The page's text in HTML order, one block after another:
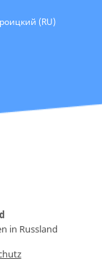
(RU)
in Russland